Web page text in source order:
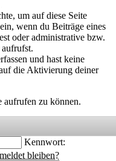
um auf diese Seite
wenn du Beiträge eines
oder administrative bzw.
und hast keine
die Aktivierung deiner
aufrufen zu können.
Kennwort:
bleiben?